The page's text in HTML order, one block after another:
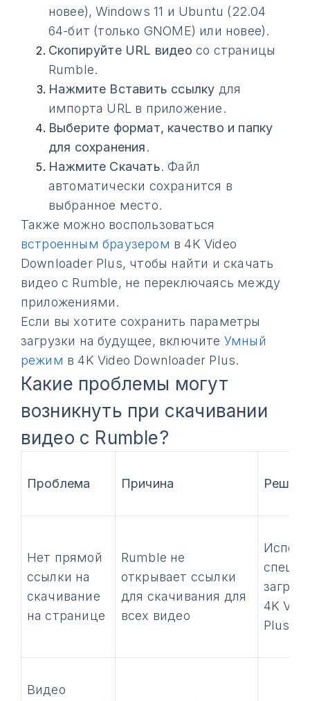
новее), Windows 11 и Ubuntu (22.04
64-бит (только GNOME) или новее).
Скопируйте URL видео со страницы
Rumble.
Нажмите Вставить ссылку для
импорта URL в приложение.
Выберите формат, качество и папку
для сохранения.
Нажмите Скачать. Файл
автоматически сохранится в
выбранное место.
Также можно воспользоваться
встроенным браузером в 4K Video
Downloader Plus, чтобы найти и скачать
видео с Rumble, не переключаясь между
приложениями.
Если вы хотите сохранить параметры
загрузки на будущее, включите Умный
режим в 4K Video Downloader Plus.
Какие проблемы могут
возникнуть при скачивании
видео с Rumble?
Проблема Причина
Нет прямой
ссылки на
скачивание
на странице
Rumble не
открывает ссылки
для скачивания для
всех видео
4K
Plus
Видео